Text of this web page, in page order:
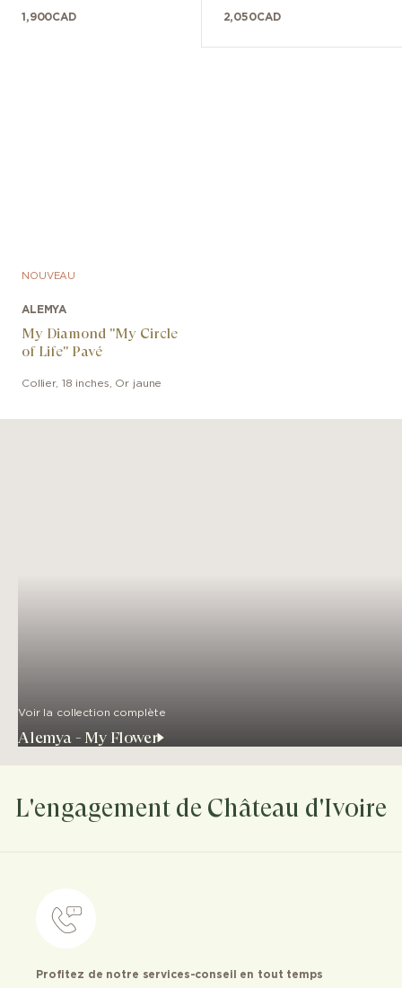
1,900CAD 2,050CAD
NOUVEAU
ALEMYA
My Diamond "My Circle
of Life" Pavé
Collier, 18 inches Or jaune
Voir la collection complète
Alemya - My Flower
L'engagement de Château d'Ivoire
Profitez de notre services-conseil en tout temps